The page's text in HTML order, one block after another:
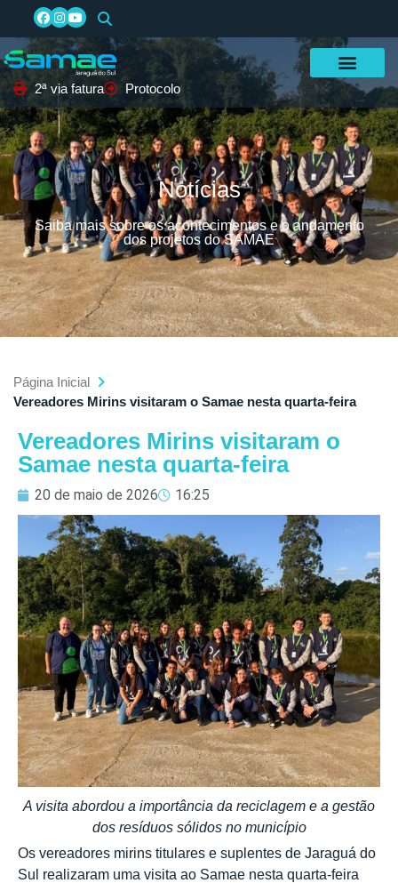
2ª via fatura Protocolo
Notícias
Saiba mais sobre os acontecimentos e o andamento
dos projetos do SAMAE
Página Inicial
Vereadores Mirins visitaram o Samae nesta quarta-feira
Vereadores Mirins visitaram o
Samae nesta quarta-feira
20 de maio de 2026 16:25
A visita abordou a importância da reciclagem e a gestão
dos resíduos sólidos no município
Os vereadores mirins titulares e suplentes de Jaraguá do
Sul realizaram uma visita ao Samae nesta quarta-feira